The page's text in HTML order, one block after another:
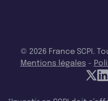
© 2026 France SCPI.
Mentions légales -